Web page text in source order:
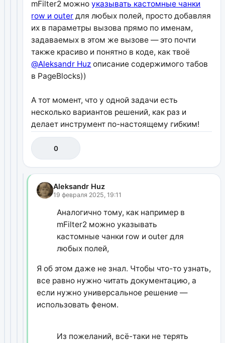
mFilter2 можноуказывать кастомные чанки
row и outer для любых полей, просто добавляя
их в параметры вызова прямо по именам,
задаваемых в этом же вызове — это почти
также красиво и понятно в коде, как твоё
@Aleksandr Huz описание содержимого табов
в PageBlocks))
А тот момент, что у одной задачи есть
несколько вариантов решений, как раз и
делает инструмент по-настоящему гибким!
0
Aleksandr Huz
19 февраля 2025, 19:11
Аналогично тому, как например в
mFilter2 можно указывать
кастомные чанки row и outer для
любых полей,
Я об этом даже не знал. Чтобы что-то узнать,
все равно нужно читать документацию, а
если нужно универсальное решение —
использовать феном.
Из пожеланий, всё-таки не терять